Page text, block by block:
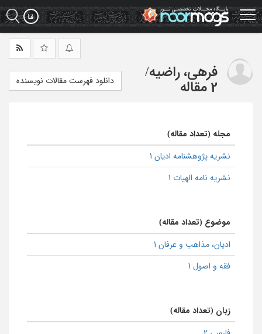
Skip
to
main
فرهی، راضیه/
2 مقاله
دانلود فهرست مقالات نویسنده
مجله (تعداد مقاله)
نشریه پژوهشنامه ادیان 1
نشریه نامه الهیات 1
موضوع (تعداد مقاله)
ادیان، مذاهب و عرفان 1
فقه و اصول 1
زبان (تعداد مقاله)